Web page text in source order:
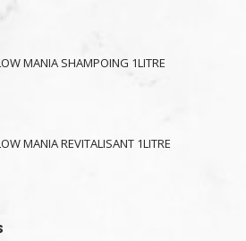
MANIA SHAMPOING 1LITRE
MANIA REVITALISANT 1LITRE